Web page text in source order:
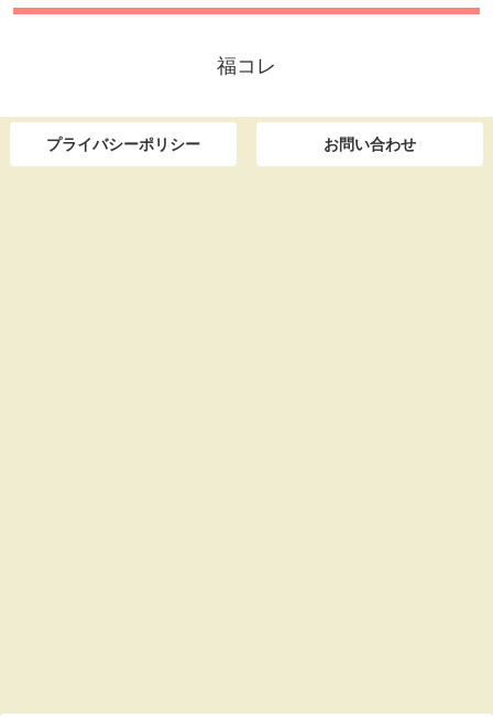
福コレ
プライバシーポリシー お問い合わせ